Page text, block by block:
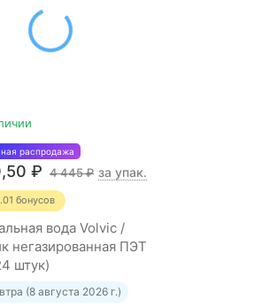
распродажа
₽ 4 445₽ за упак.
бонусов
вода Volvic /
негазированная ПЭТ
штук)
(8 августа 2026 г.)